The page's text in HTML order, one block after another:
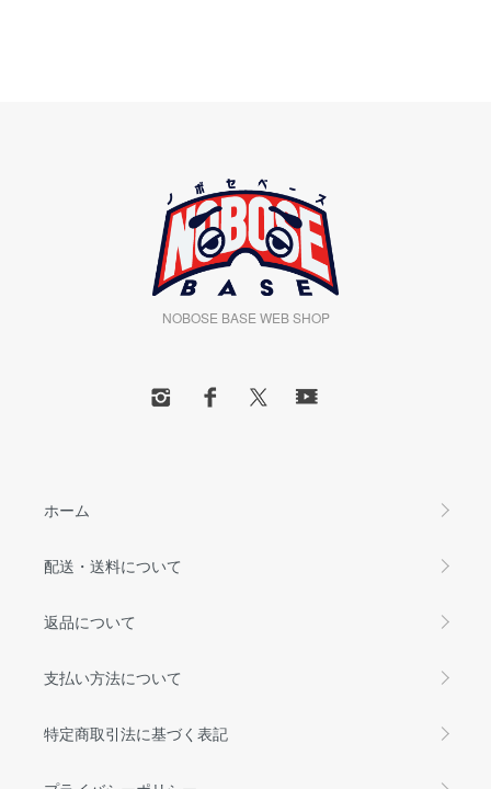
NOBOSE BASE WEB SHOP
ホーム
配送・送料について
返品について
支払い方法について
特定商取引法に基づく表記